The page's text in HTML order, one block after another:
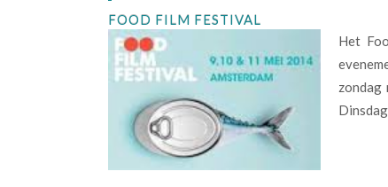
FOOD FILM FESTIVAL
Het
zondag